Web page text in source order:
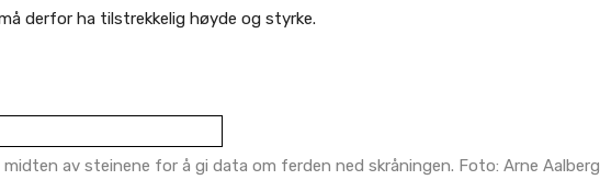
derfor ha tilstrekkelig høyde og styrke.
av steinene for å gi data om ferden ned skråningen. Foto: Arne Aalberg